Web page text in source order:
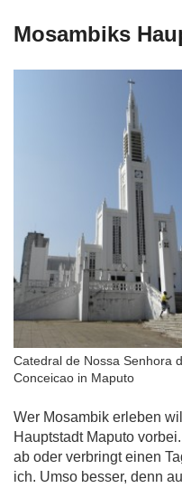
Mosambiks
Catedral de Nossa Senhora
Conceicao in Maputo
Wer Mosambik erleben
Hauptstadt Maputo
ab oder verbringt einen
ich. Umso besser, denn